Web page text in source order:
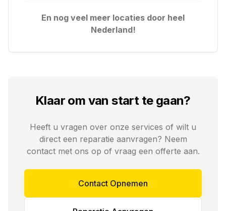
En nog veel meer locaties door heel
Nederland!
Klaar om van start te gaan?
Heeft u vragen over onze services of wilt u
direct een reparatie aanvragen? Neem
contact met ons op of vraag een offerte aan.
Contact Opnemen